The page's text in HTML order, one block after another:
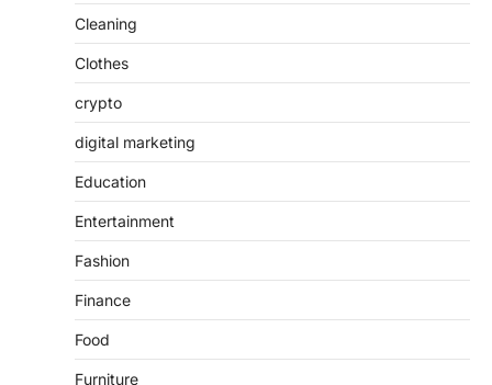
Cleaning
Clothes
crypto
digital marketing
Education
Entertainment
Fashion
Finance
Food
Furniture